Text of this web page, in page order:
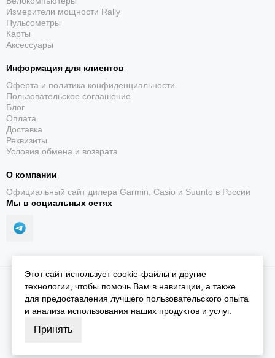
Измерители мощности Rally
Пульсометры
Карты
Аксессуары
Информация для клиентов
Оферта и политика конфиденциальности
Пользовательское соглашение
Блог
Оплата
Доставка
Реквизиты
Условия обмена и возврата
О компании
Официальный сайт дилера Garmin, Casio и Suunto в России
Мы в социальных сетях
2026 © iGarmin.Карта сайта
Этот сайт использует cookie-файлы и другие
технологии, чтобы помочь Вам в навигации, а также
для предоставления лучшего пользовательского опыта
и анализа использования наших продуктов и услуг.
Принять